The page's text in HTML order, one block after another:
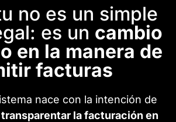
no es un simple
es un cambio
en la manera de
facturas
nace con la intención de
la facturación en